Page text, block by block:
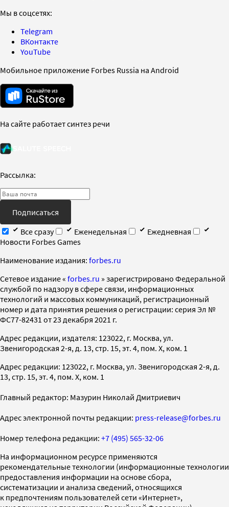
Мы в соцсетях:
Telegram
ВКонтакте
YouTube
Мобильное приложение Forbes Russia на Android
На сайте работает синтез речи
Рассылка:
Подписаться
Все сразу
Еженедельная
Ежедневная
Новости Forbes Games
Наименование издания: forbes.ru
Cетевое издание « forbes.ru » зарегистрировано Федеральной
службой по надзору в сфере связи, информационных
технологий и массовых коммуникаций, регистрационный
номер и дата принятия решения о регистрации: серия Эл №
ФС77-82431 от 23 декабря 2021 г.
Адрес редакции, издателя: 123022, г. Москва, ул.
Звенигородская 2-я, д. 13, стр. 15, эт. 4, пом. X, ком. 1
Адрес редакции: 123022, г. Москва, ул. Звенигородская 2-я, д.
13, стр. 15, эт. 4, пом. X, ком. 1
Главный редактор: Мазурин Николай Дмитриевич
Адрес электронной почты редакции: press-release@forbes.ru
Номер телефона редакции: +7 (495) 565-32-06
На информационном ресурсе применяются
рекомендательные технологии (информационные технологии
предоставления информации на основе сбора,
систематизации и анализа сведений, относящихся
к предпочтениям пользователей сети «Интернет»,